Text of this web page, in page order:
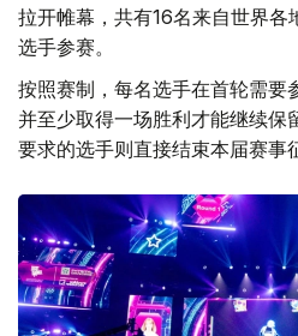
拉开帷幕，共有16名来自世界
选手参赛。
按照赛制，每名选手在首轮需要
并至少取得一场胜利才能继续保
要求的选手则直接结束本届赛事